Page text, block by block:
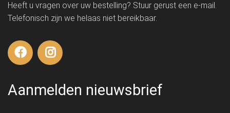
Heeft u vragen over uw bestelling? Stuur gerust een e-mail.
Telefonisch zijn we helaas niet bereikbaar.
Aanmelden nieuwsbrief